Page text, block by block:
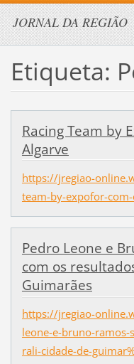
JORNAL DA REGIÃO
Etiqueta:
Racing Team by
Algarve
https://jregiao-
team-by-expofor-
Pedro Leone e
com os
Guimarães
https://jregiao-
leone-e-bruno-
rali-cidade-de-